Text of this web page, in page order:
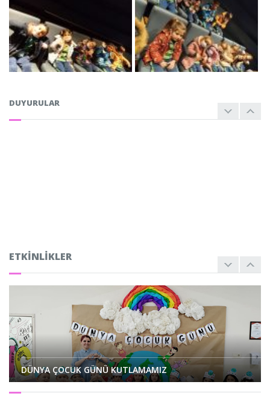
Okullar
Haberler
Sosyal Sorumluluk
Kayıt
DUYURULAR
ETKINLIKLER
DÜNYA ÇOCUK GÜNÜ KUTLAMAMIZ